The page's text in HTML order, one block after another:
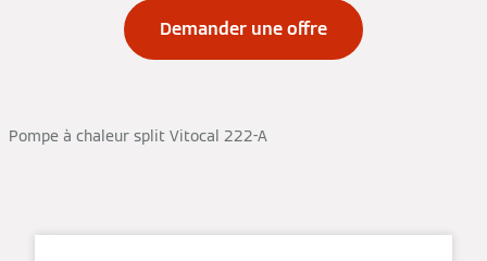
Demander une offre
Pompe à chaleur split Vitocal 222-A